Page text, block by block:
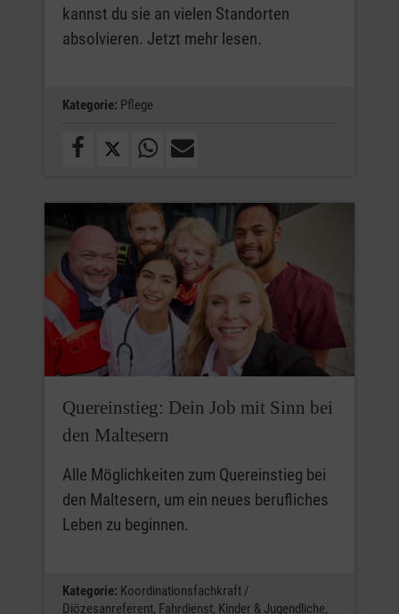
kannst du sie an vielen Standorten
absolvieren. Jetzt mehr lesen.
Kategorie: Pflege
Quereinstieg: Dein Job mit Sinn bei
den Maltesern
Alle Möglichkeiten zum Quereinstieg bei
den Maltesern, um ein neues berufliches
Leben zu beginnen.
Kategorie: Koordinationsfachkraft /
Diözesanreferent, Fahrdienst, Kinder & Jugendliche,